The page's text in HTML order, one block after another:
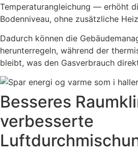
Temperaturangleichung — erhöht
Bodenniveau, ohne zusätzliche
Dadurch können die
herunterregeln, während der
bleibt, was den Gasverbrauch
Besseres
verbesserte